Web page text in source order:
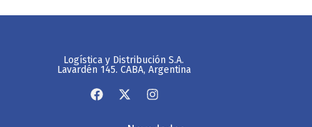
Logística y Distribución S.A.
Lavardén 145. CABA, Argentina